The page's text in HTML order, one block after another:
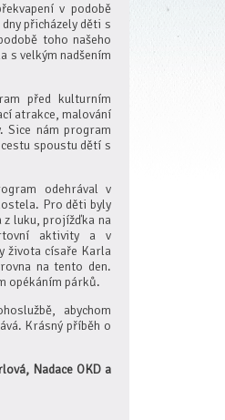
v podobě
přicházely děti s
toho našeho
s velkým nadšením
před kulturním
atrakce, malování
Sice nám program
spoustu dětí s
odehrával v
Pro děti byly
z luku, projížďka na
aktivity a v
života císaře Karla
na tento den.
opékáním párků.
abychom
Krásný příběh o
Nadace OKD a